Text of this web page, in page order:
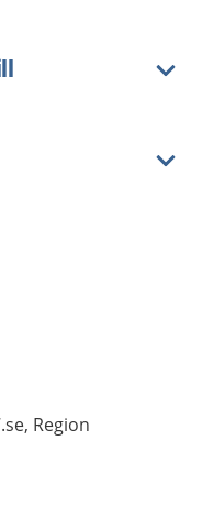
Region